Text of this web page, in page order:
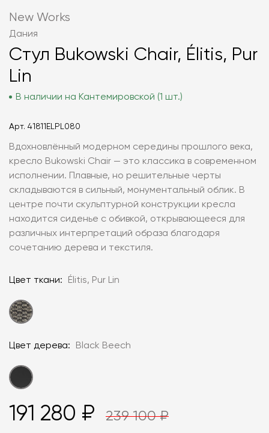
New Works
Дания
Стул Bukowski Chair, Élitis, Pur
Lin
В наличии на Кантемировской (1 шт.)
Арт. 41811ELPL080
Вдохновлённый модерном середины прошлого века,
кресло Bukowski Chair — это классика в современном
исполнении. Плавные, но решительные черты
складываются в сильный, монументальный облик. В
центре почти скульптурной конструкции кресла
находится сиденье с обивкой, открывающееся для
различных интерпретаций образа благодаря
сочетанию дерева и текстиля.
Цвет ткани: Élitis, Pur Lin
Цвет дерева: Black Beech
191 280 ₽ 239 100 ₽